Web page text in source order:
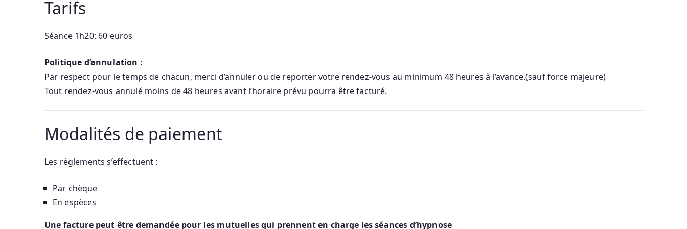
Tarifs
Séance 1h20: 60 euros
Politique d’annulation :
Par respect pour le temps de chacun, merci d’annuler ou de reporter votre rendez-vous au minimum 48 heures à l’avance.(sauf force majeure)
Tout rendez-vous annulé moins de 48 heures avant l’horaire prévu pourra être facturé.
Modalités de paiement
Les règlements s’effectuent :
Par chèque
En espèces
Une facture peut être demandée pour les mutuelles qui prennent en charge les séances d’hypnose